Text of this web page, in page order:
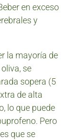
en exceso
y
la mayoría de
se
sopera (5
de alta
lo que puede
Pero
que se